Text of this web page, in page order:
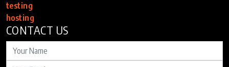
testing
hosting
CONTACT US